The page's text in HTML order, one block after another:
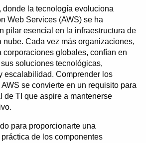
donde la tecnología evoluciona
Web Services (AWS) se ha
pilar esencial en la infraestructura de
nube. Cada vez más organizaciones,
corporaciones globales, confían en
soluciones tecnológicas,
escalabilidad. Comprender los
se convierte en un requisito para
de TI que aspire a mantenerse
para proporcionarte una
de los componentes